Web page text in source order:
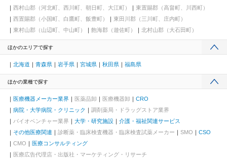
西村山郡（河北町、西川町、朝日町、大江町）
東置賜郡（高畠町、川西町）
西置賜郡（小国町、白鷹町、飯豊町）
東田川郡（三川町、庄内町）
東村山郡（山辺町、中山町）
飽海郡（遊佐町） 北村山郡（大石田町）
ほかのエリアで探す
北海道 青森県 岩手県 宮城県 秋田県 福島県
ほかの業種で探す
医療機器メーカー業界 医薬品卸 医療機器卸
CRO
病院・大学病院・クリニック
調剤薬局・ドラッグストア業界
バイオベンチャー業界
大学・研究施設
介護・福祉関連サービス
その他医療関連
診断薬・臨床検査機器・臨床検査試薬メーカー SMO
CSO
CMO
医療コンサルティング
医療広告代理店・出版社・マーケティング・リサーチ